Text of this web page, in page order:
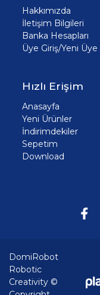
Hakkımızda
İletişim Bilgileri
Banka Hesapları
Üye Giriş/Yeni Üye
Hızlı Erişim
Anasayfa
Yeni Ürünler
İndirimdekiler
Sepetim
Download
DomiRobot
Robotic
Creativity ©